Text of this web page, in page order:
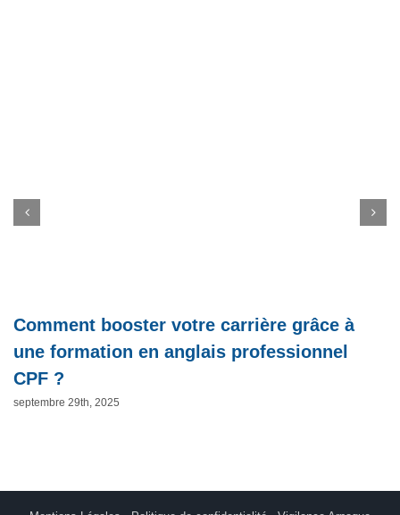
Comment booster votre carrière grâce à
une formation en anglais professionnel
CPF ?
septembre 29th, 2025